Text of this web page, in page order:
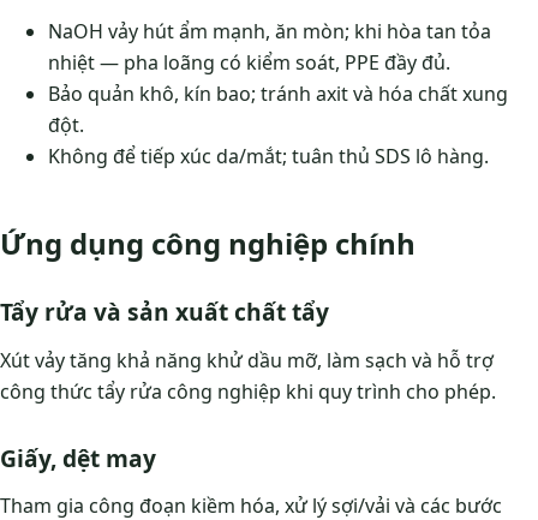
NaOH vảy hút ẩm mạnh, ăn mòn; khi hòa tan tỏa
nhiệt — pha loãng có kiểm soát, PPE đầy đủ.
Bảo quản khô, kín bao; tránh axit và hóa chất xung
đột.
Không để tiếp xúc da/mắt; tuân thủ SDS lô hàng.
Ứng dụng công nghiệp chính
Tẩy rửa và sản xuất chất tẩy
Xút vảy tăng khả năng khử dầu mỡ, làm sạch và hỗ trợ
công thức tẩy rửa công nghiệp khi quy trình cho phép.
Giấy, dệt may
Tham gia công đoạn kiềm hóa, xử lý sợi/vải và các bước